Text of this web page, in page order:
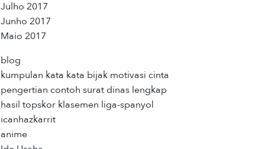
Julho 2017
Junho 2017
Maio 2017
blog
kumpulan kata kata bijak motivasi cinta
pengertian contoh surat dinas lengkap
hasil topskor klasemen liga-spanyol
icanhazkarrit
anime